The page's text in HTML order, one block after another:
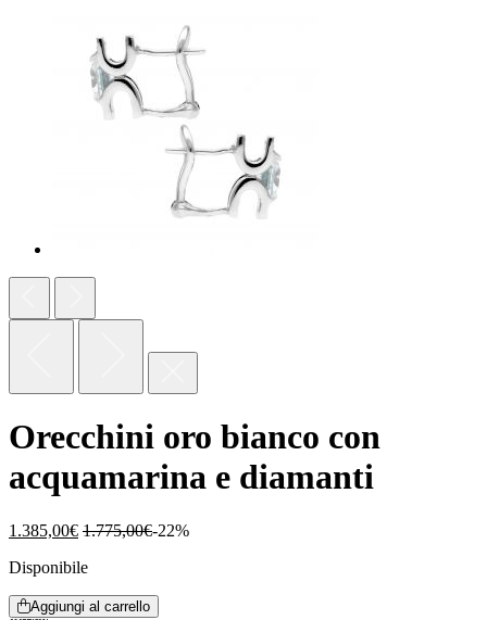
Orecchini oro bianco con
acquamarina e diamanti
1.385,00€ 1.775,00€-22%
Disponibile
Aggiungi al carrello